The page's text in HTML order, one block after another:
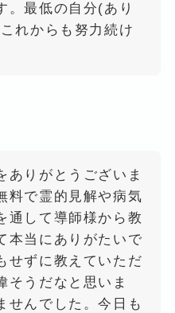
。最低の自分(あり
れからも努力続け
ありがとうございま
料で霊的見解や病気
通して導師様から教
本当にありがたいで
せずに教えていただ
そうだなと思いま
せんでした。今日も